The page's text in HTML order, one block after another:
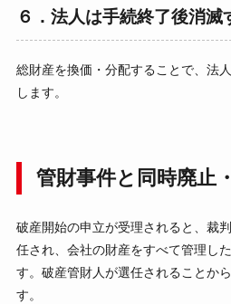
６．法人は手続終了後消滅
総財産を換価・分配することで、法
します。
管財事件と同時廃止
破産開始の申立が受理されると、裁
任され、会社の財産をすべて管理し
す。破産管財人が選任されることか
す。